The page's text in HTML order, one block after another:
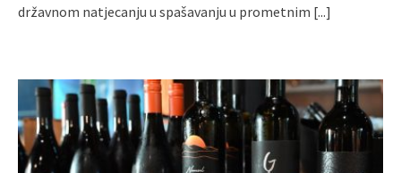
državnom natjecanju u spašavanju u prometnim [...]